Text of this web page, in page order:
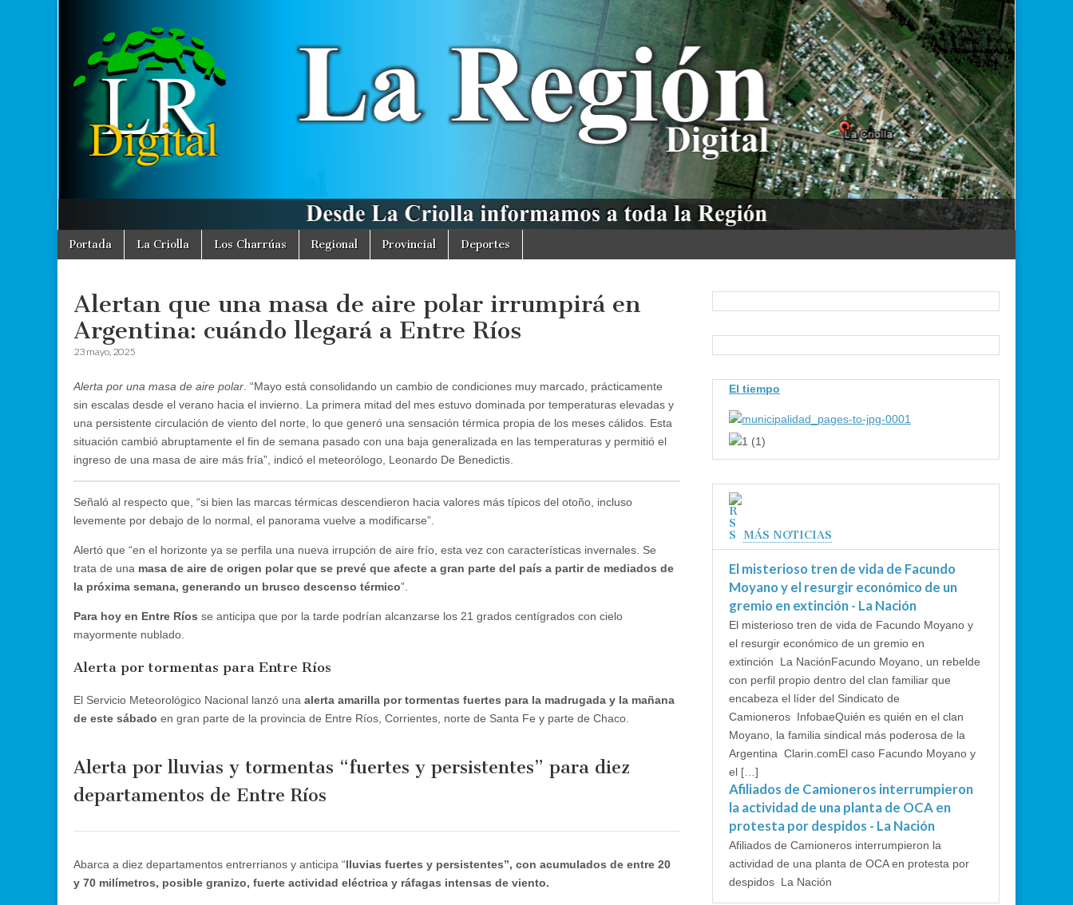
La
Región
Digital
Desde La
Criolla
informamos
a toda la
Región
Main
menu
Skip
Portada La Criolla Los Charrúas Regional Provincial Deportes
Alertan que una masa de aire polar irrumpirá en
Argentina: cuándo llegará a Entre Ríos
23 mayo, 2025
Alerta por una masa de aire polar . “Mayo está consolidando un cambio de condiciones muy marcado, prácticamente
sin escalas desde el verano hacia el invierno. La primera mitad del mes estuvo dominada por temperaturas elevadas y
una persistente circulación de viento del norte, lo que generó una sensación térmica propia de los meses cálidos. Esta
situación cambió abruptamente el fin de semana pasado con una baja generalizada en las temperaturas y permitió el
ingreso de una masa de aire más fría”, indicó el meteorólogo, Leonardo De Benedictis.
Señaló al respecto que, “si bien las marcas térmicas descendieron hacia valores más típicos del otoño, incluso
levemente por debajo de lo normal, el panorama vuelve a modificarse”.
Alertó que “en el horizonte ya se perfila una nueva irrupción de aire frío, esta vez con características invernales. Se
trata de una masa de aire de origen polar que se prevé que afecte a gran parte del país a partir de mediados de
la próxima semana, generando un brusco descenso térmico”.
Para hoy en Entre Ríos se anticipa que por la tarde podrían alcanzarse los 21 grados centígrados con cielo
mayormente nublado.
Alerta por tormentas para Entre Ríos
El Servicio Meteorológico Nacional lanzó una alerta amarilla por tormentas fuertes para la madrugada y la mañana
de este sábado en gran parte de la provincia de Entre Ríos, Corrientes, norte de Santa Fe y parte de Chaco.
Alerta por lluvias y tormentas “fuertes y persistentes” para diez
departamentos de Entre Ríos
Abarca a diez departamentos entrerrianos y anticipa “lluvias fuertes y persistentes”, con acumulados de entre 20
y 70 milímetros, posible granizo, fuerte actividad eléctrica y ráfagas intensas de viento.
El tiempo
MÁS NOTICIAS
El misterioso tren de vida de Facundo
Moyano y el resurgir económico de un
gremio en extinción - La Nación
El misterioso tren de vida de Facundo Moyano y
el resurgir económico de un gremio en
extinción La NaciónFacundo Moyano, un rebelde
con perfil propio dentro del clan familiar que
encabeza el líder del Sindicato de
Camioneros InfobaeQuién es quién en el clan
Moyano, la familia sindical más poderosa de la
Argentina Clarin.comEl caso Facundo Moyano y
el […]
Afiliados de Camioneros interrumpieron
la actividad de una planta de OCA en
protesta por despidos - La Nación
Afiliados de Camioneros interrumpieron la
actividad de una planta de OCA en protesta por
despidos La Nación